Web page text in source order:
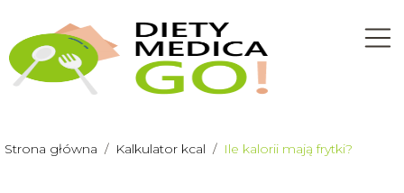
Strona główna / Kalkulator kcal / Ile kalorii mają frytki?